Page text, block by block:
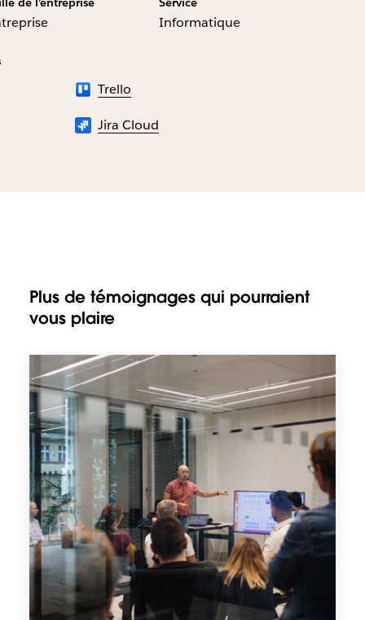
Informatique
Trello
Jira Cloud
Plus de témoignages qui pourraient
vous plaire